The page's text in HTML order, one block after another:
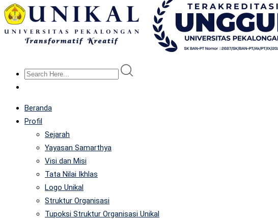
Beranda
Profil
Sejarah
Yayasan Samarthya
Visi dan Misi
Tata Nilai Ikhlas
Logo Unikal
Struktur Organisasi
Tupoksi Struktur Organisasi Unikal